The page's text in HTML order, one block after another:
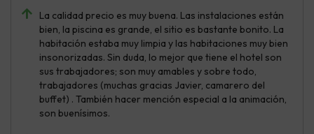
La calidad precio es muy buena. Las instalaciones están
bien, la piscina es grande, el sitio es bastante bonito. La
habitación estaba muy limpia y las habitaciones muy bien
insonorizadas. Sin duda, lo mejor que tiene el hotel son
sus trabajadores; son muy amables y sobre todo,
trabajadores (muchas gracias Javier, camarero del
buffet) . También hacer mención especial a la animación,
son buenísimos.